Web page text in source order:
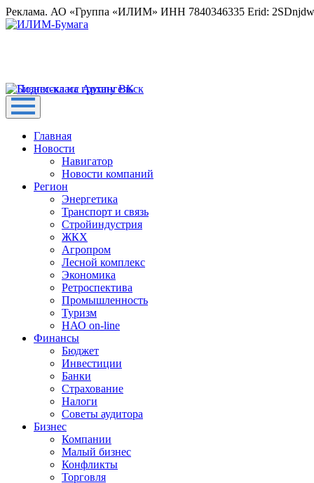
Реклама. АО «Группа «ИЛИМ» ИНН 7840346335 Erid:
Главная
Новости
Навигатор
Новости компаний
Регион
Энергетика
Транспорт и связь
Стройиндустрия
ЖКХ
Агропром
Лесной комплекс
Экономика
Ретроспектива
Промышленность
Туризм
НАО on-line
Финансы
Бюджет
Инвестиции
Банки
Страхование
Налоги
Советы аудитора
Бизнес
Компании
Малый бизнес
Конфликты
Торговля